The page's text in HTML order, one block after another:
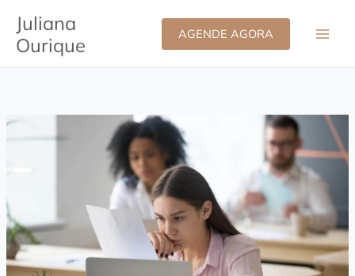
paraJuliana
Ourique
AGENDE AGORA